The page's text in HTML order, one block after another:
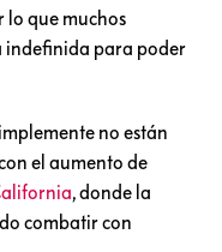
lo que muchos
indefinida para poder
no están
el aumento de
, donde la
combatir con